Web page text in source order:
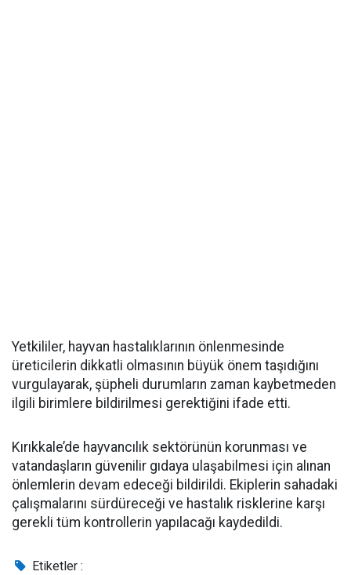
Yetkililer, hayvan hastalıklarının önlenmesinde
üreticilerin dikkatli olmasının büyük önem taşıdığını
vurgulayarak, şüpheli durumların zaman kaybetmeden
ilgili birimlere bildirilmesi gerektiğini ifade etti.
Kırıkkale’de hayvancılık sektörünün korunması ve
vatandaşların güvenilir gıdaya ulaşabilmesi için alınan
önlemlerin devam edeceği bildirildi. Ekiplerin sahadaki
çalışmalarını sürdüreceği ve hastalık risklerine karşı
gerekli tüm kontrollerin yapılacağı kaydedildi.
Etiketler :